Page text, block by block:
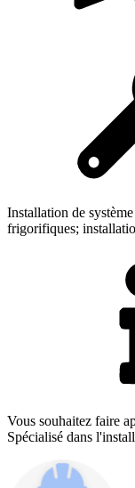
Installation de
frigorifiques;
Vous souhaitez faire
Spécialisé dans